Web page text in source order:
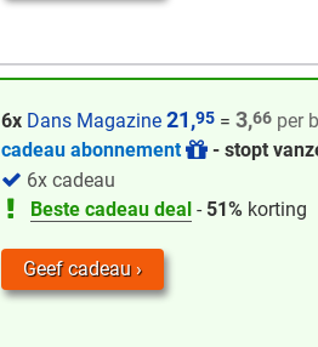
6x Dans Magazine 21,95 = 3,66 per
cadeau abonnement
- stopt
6x cadeau
Beste cadeau deal - 51% korting
Geef cadeau